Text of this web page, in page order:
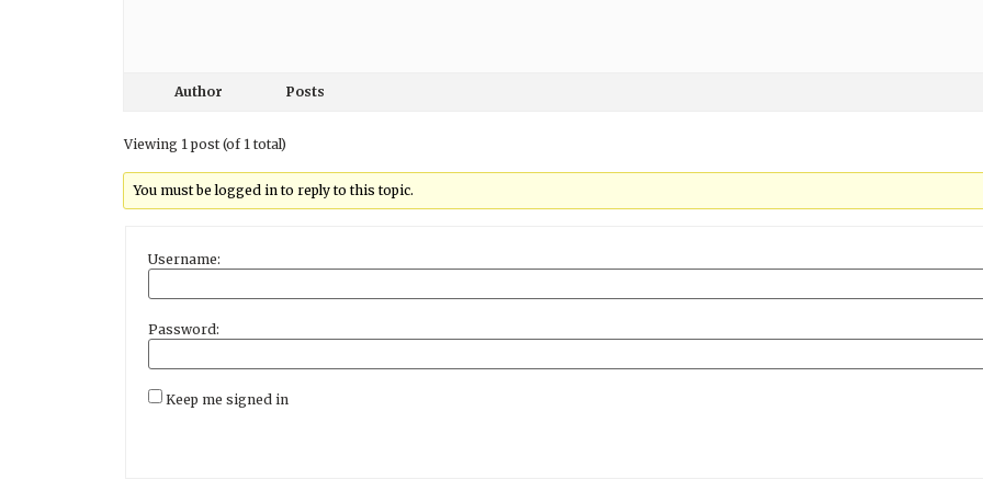
Author Posts
Viewing 1 post (of 1 total)
You must be logged in to reply to this topic.
Username:
Password:
Keep me signed in